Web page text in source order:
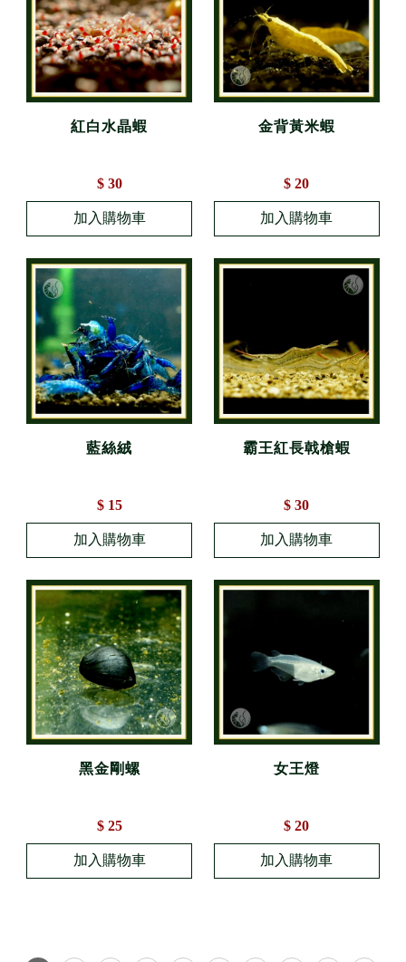
紅白水晶蝦
$ 30
金背黃米蝦
$ 20
藍絲絨
$ 15
霸王紅長戟槍蝦
$ 30
黑金剛螺
$ 25
女王燈
$ 20